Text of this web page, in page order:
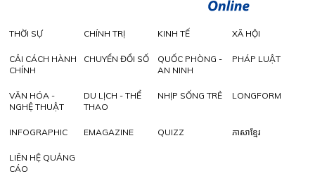
THỜI SỰ CHÍNH TRỊ KINH TẾ XÃ HỘI
CẢI CÁCH HÀNH
CHÍNH
CHUYỂN ĐỔI SỐ
QUỐC PHÒNG -
AN NINH
PHÁP LUẬT
VĂN HÓA -
NGHỆ THUẬT
DU LỊCH - THỂ
THAO
NHỊP SỐNG TRẺ LONGFORM
INFOGRAPHIC EMAGAZINE QUIZZ ភាសាខ្មែរ
LIÊN HỆ QUẢNG
CÁO